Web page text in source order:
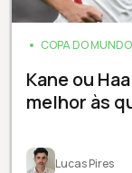
COPA DO MUNDO
Kane ou
melhor às
Lucas Pires